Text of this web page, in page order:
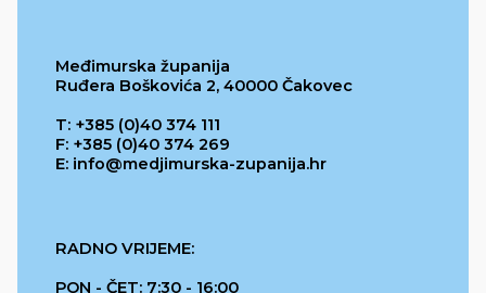
Međimurska županija
Ruđera Boškovića 2, 40000 Čakovec
T: +385 (0)40 374 111
F: +385 (0)40 374 269
E: info@medjimurska-zupanija.hr
RADNO VRIJEME:
PON - ČET: 7:30 - 16:00